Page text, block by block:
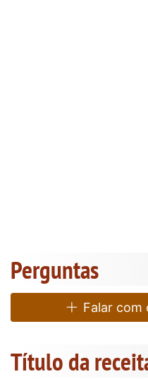
Perguntas
Falar com
Título da